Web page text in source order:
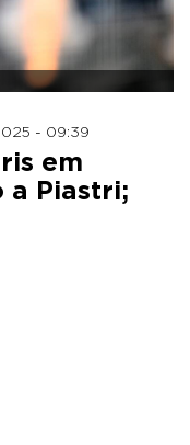
- 09:39
em
a Piastri;